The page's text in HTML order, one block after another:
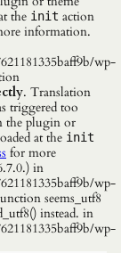
the init action
information.
wp-
. Translation
triggered too
the plugin or
at the init
for more
in
wp-
seems_utf8
instead. in
wp-